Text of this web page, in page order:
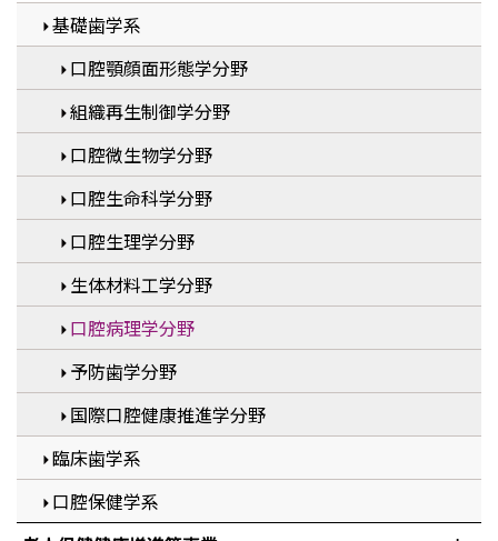
基礎歯学系
口腔顎顔面形態学分野
組織再生制御学分野
口腔微生物学分野
口腔生命科学分野
口腔生理学分野
生体材料工学分野
口腔病理学分野
予防歯学分野
国際口腔健康推進学分野
臨床歯学系
口腔保健学系